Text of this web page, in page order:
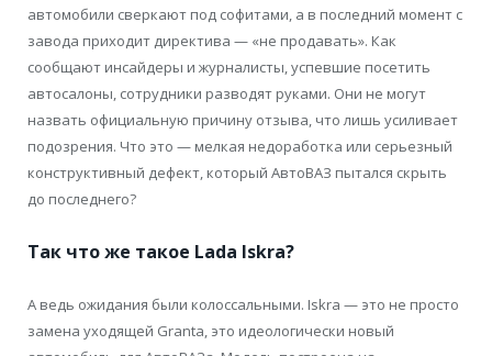
автомобили сверкают под софитами, а в последний момент с
завода приходит директива — «не продавать». Как
сообщают инсайдеры и журналисты, успевшие посетить
автосалоны, сотрудники разводят руками. Они не могут
назвать официальную причину отзыва, что лишь усиливает
подозрения. Что это — мелкая недоработка или серьезный
конструктивный дефект, который АвтоВАЗ пытался скрыть
до последнего?
Так что же такое Lada Iskra?
А ведь ожидания были колоссальными. Iskra — это не просто
замена уходящей Granta, это идеологически новый